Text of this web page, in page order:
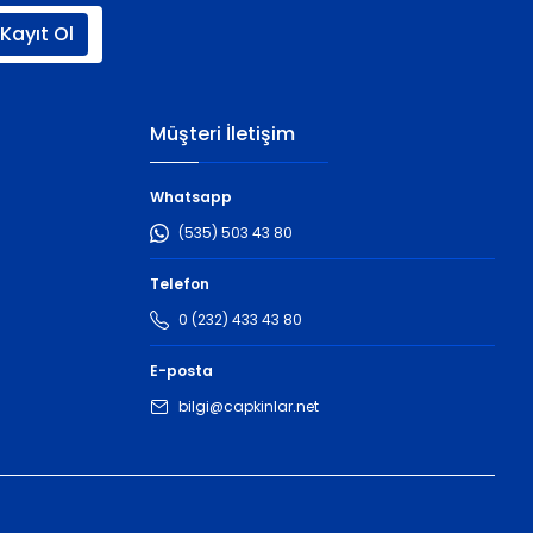
Kayıt Ol
Müşteri İletişim
Whatsapp
(535) 503 43 80
Telefon
0 (232) 433 43 80
E-posta
bilgi@capkinlar.net